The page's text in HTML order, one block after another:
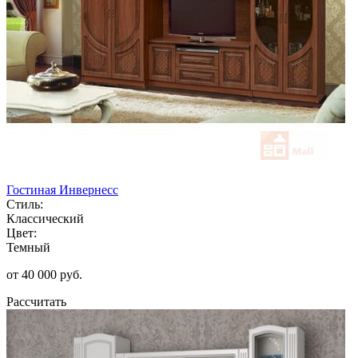
Гостиная Инвернесс
Стиль:
Классический
Цвет:
Темный
от 40 000 руб.
Рассчитать